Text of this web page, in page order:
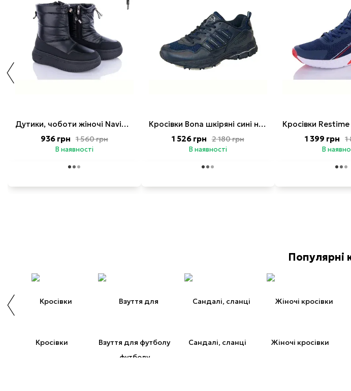
Дутики, чоботи жіночі Navigator чорні
1 560 грн
936 грн
В наявності
Кросівки Bona шкіряні сині на піні
2 180 грн
1 526 грн
В наявності
1
1 399 грн
В
Популярні
Кросівки Взуття для футболу Сандалі, сланці Жіночі кросівки